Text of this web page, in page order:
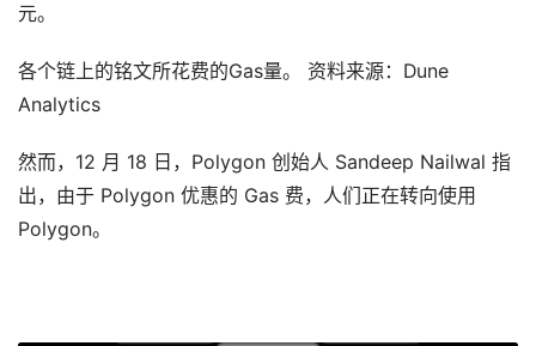
元。
各个链上的铭文所花费的Gas量。 资料来源：Dune
Analytics
然而，12 月 18 日，Polygon 创始人 Sandeep Nailwal 指
出，由于 Polygon 优惠的 Gas 费，人们正在转向使用
Polygon。